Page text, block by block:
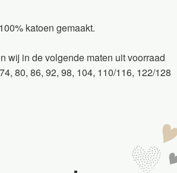
katoen gemaakt.
wij in de volgende maten uit voorraad
80, 86, 92, 98, 104, 110/116, 122/128